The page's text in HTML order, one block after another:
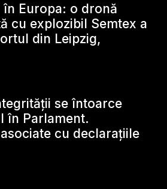
Europa: o dronă
cu explozibil Semtex a
din Leipzig,
se întoarce
în Parlament.
cu declarațiile